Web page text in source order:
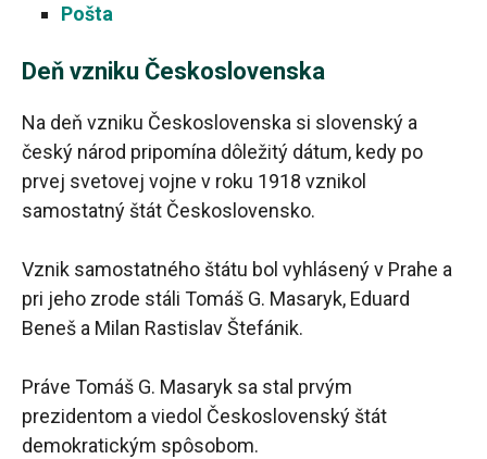
Pošta
Deň vzniku Československa
Na deň vzniku Československa si slovenský a
český národ pripomína dôležitý dátum, kedy po
prvej svetovej vojne v roku 1918 vznikol
samostatný štát Československo.
Vznik samostatného štátu bol vyhlásený v Prahe a
pri jeho zrode stáli Tomáš G. Masaryk, Eduard
Beneš a Milan Rastislav Štefánik.
Práve Tomáš G. Masaryk sa stal prvým
prezidentom a viedol Československý štát
demokratickým spôsobom.